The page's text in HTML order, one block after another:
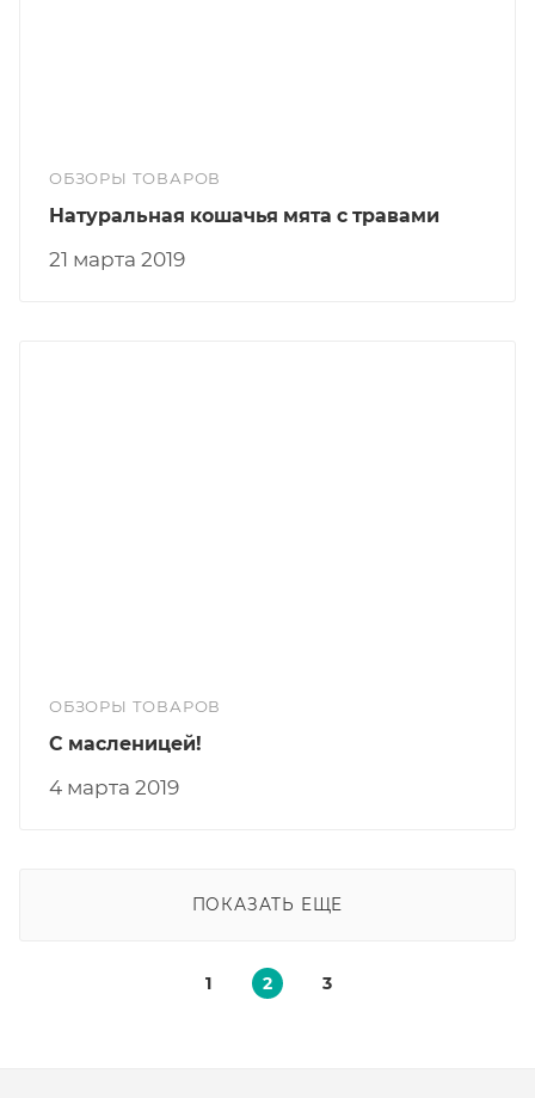
ОБЗОРЫ ТОВАРОВ
21 марта 2019
Натуральная кошачья мята с травами
ОБЗОРЫ ТОВАРОВ
4 марта 2019
С масленицей!
ПОКАЗАТЬ ЕЩЕ
1 2 3